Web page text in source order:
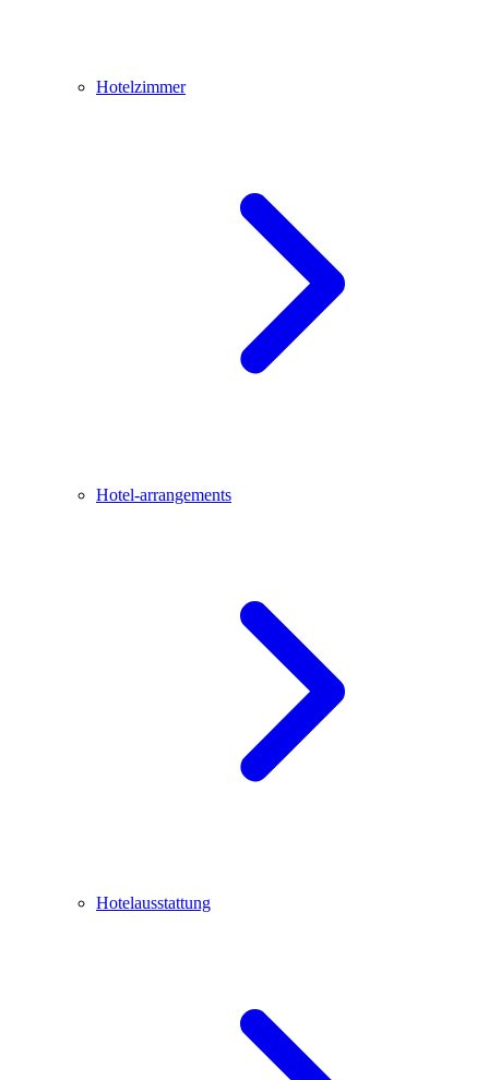
Hotelzimmer
Hotel-arrangements
Hotelausstattung